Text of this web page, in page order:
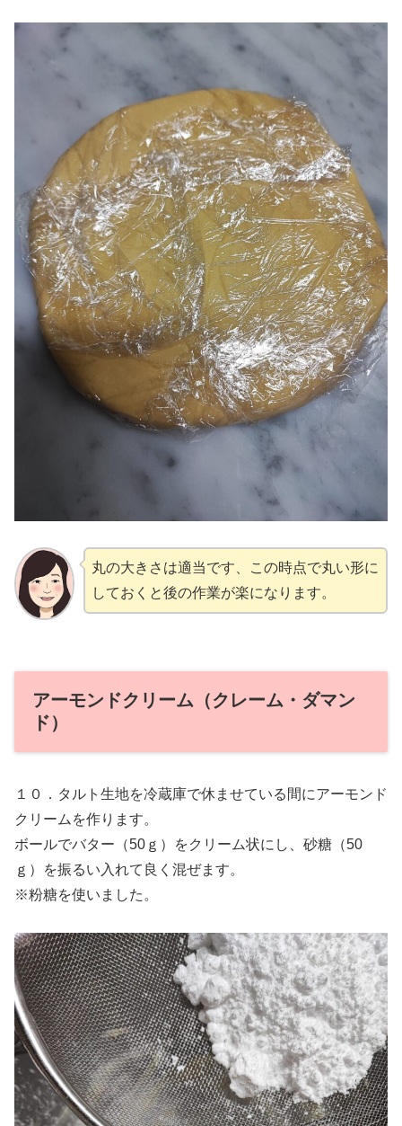
丸の大きさは適当です、この時点で丸い形に
しておくと後の作業が楽になります。
アーモンドクリーム（クレーム・ダマン
ド）
１０．タルト生地を冷蔵庫で休ませている間にアーモンド
クリームを作ります。
ボールでバター（50ｇ）をクリーム状にし、砂糖（50
ｇ）を振るい入れて良く混ぜます。
※粉糖を使いました。